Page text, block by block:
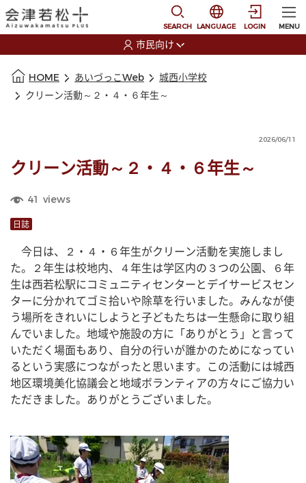
SEARCH
選択すると言語の切
LANGUAGE LOGIN MENU
市民向け
HOME あいづっこWeb
城西小学校
クリーン活動～２・４・６年生～
2026/06/11
クリーン活動～２・４・６年生～
41 views
日誌
今日は、２・４・６年生がクリーン活動を実施しまし
た。２年生は校地内、４年生は学区内の３つの公園、６年
生は西若松駅にコミュニティセンターとデイサービスセン
ターに分かれてゴミ拾いや除草を行いました。みんなが使
う場所をきれいにしようと子どもたちは一生懸命に取り組
んでいました。地域や施設の方に「ありがとう」と言って
いただく場面もあり、自分の行いが誰かのためになってい
るという実感につながったと思います。この活動には城西
地区環境美化協議会と地域ボランティアの方々にご協力い
ただきました。ありがとうございました。